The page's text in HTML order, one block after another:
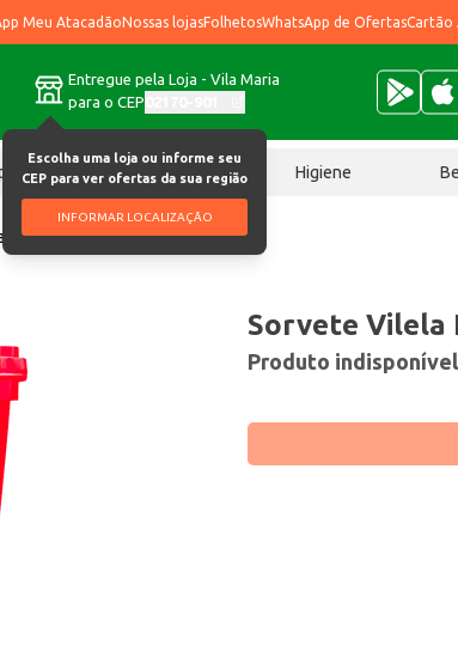
Meu AtacadãoNossas lojasFolhetosWhatsApp de OfertasCartão
Entregue pela Loja - Vila Maria
para o CEP
Escolha uma loja ou informe seu
CEP para ver ofertas da sua região
INFORMAR LOCALIZAÇÃO
Chocolates Higiene
1,5L
Sorvete Vilela
Produto indisponível